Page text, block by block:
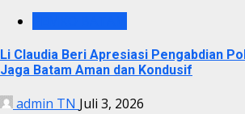
Li Claudia Beri Apresiasi Pengabdian
Jaga Batam Aman dan Kondusif
admin TN Juli 3, 2026